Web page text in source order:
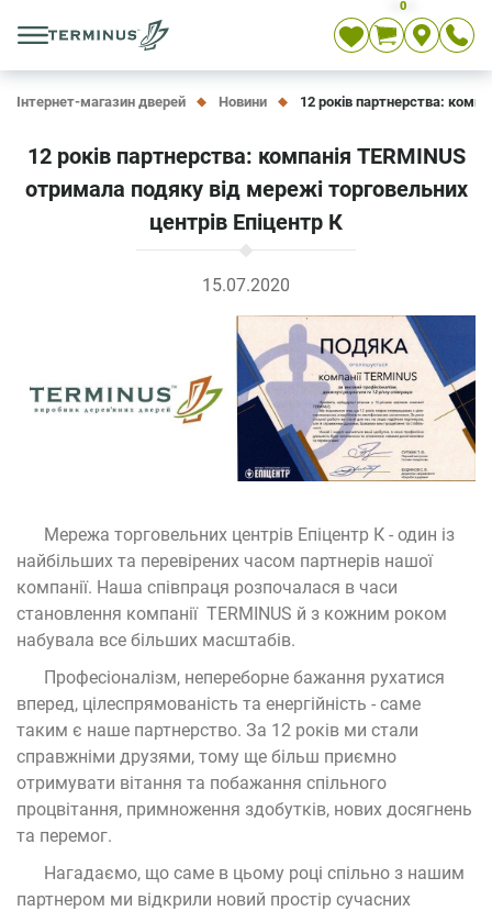
0
Інтернет-магазин дверей Новини 12 років партнерства:
12 років партнерства: компанія TERMINUS
отримала подяку від мережі торговельних
центрів Епіцентр К
15.07.2020
Мережа торговельних центрів Епіцентр К - один із
найбільших та перевірених часом партнерів нашої
компанії. Наша співпраця розпочалася в часи
становлення компанії TERMINUS й з кожним роком
набувала все більших масштабів.
Професіоналізм, непереборне бажання рухатися
вперед, цілеспрямованість та енергійність - саме
таким є наше партнерство. За 12 років ми стали
справжніми друзями, тому ще більш приємно
отримувати вітання та побажання спільного
процвітання, примноження здобутків, нових досягнень
та перемог.
Нагадаємо, що саме в цьому році спільно з нашим
партнером ми відкрили новий простір сучасних